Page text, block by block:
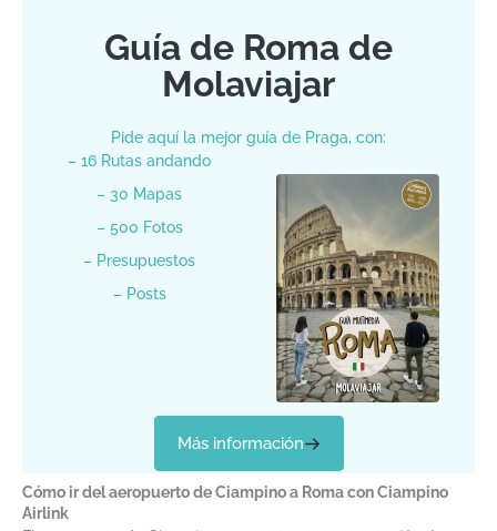
Guía de Roma de
Molaviajar
Pide aquí la mejor guía de Praga, con:
– 16 Rutas andando
– 30 Mapas
– 500 Fotos
– Presupuestos
– Posts
Más información
Cómo ir del aeropuerto de Ciampino a Roma con Ciampino
Airlink